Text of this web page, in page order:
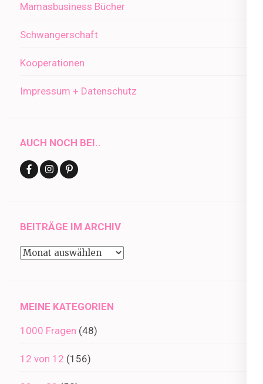
Mamasbusiness Bücher
Schwangerschaft
Kooperationen
Impressum + Datenschutz
AUCH NOCH BEI..
BEITRÄGE IM ARCHIV
Beiträge
MEINE KATEGORIEN
1000 Fragen (48)
12 von 12 (156)